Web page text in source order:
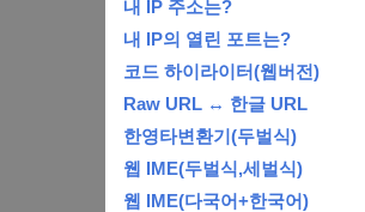
내 IP 주소는?
내 IP의 열린 포트는?
코드 하이라이터(웹버전)
Raw URL ↔ 한글 URL
한영타변환기(두벌식)
웹 IME(두벌식,세벌식)
웹 IME(다국어+한국어)